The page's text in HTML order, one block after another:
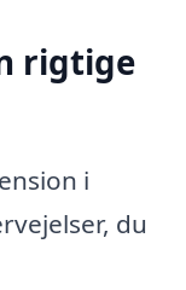
rigtige
i
du